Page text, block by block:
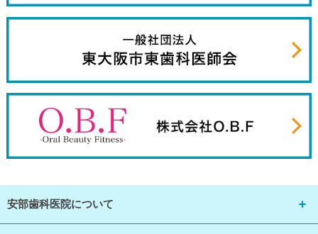
安部歯科医院について